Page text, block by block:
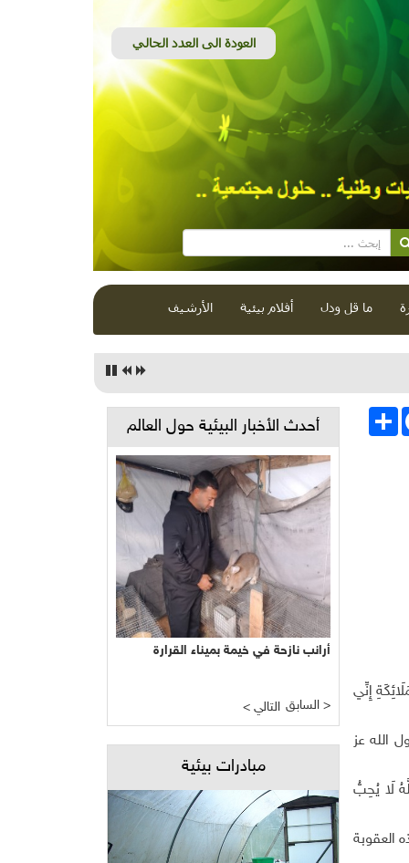
ما قل ودل أفلام بيئية الأرشيف
انشر
إِنِّي
الله عز
لَا يُحِبُّ
العقوبة
أحدث الأخبار البيئية حول العالم
أرانب نازحة في خيمة بميناء القرارة
< التالي السابق >
مبادرات بيئية